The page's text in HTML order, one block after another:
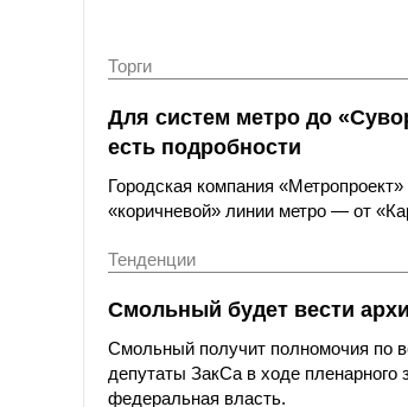
Торги
Для систем метро до
есть подробности
Городская компания
«коричневой» линии метро — от
Тенденции
Смольный будет вести
Смольный получит полномочия по
депутаты ЗакСа в ходе пленарного
федеральная власть.